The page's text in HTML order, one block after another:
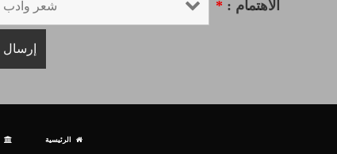
الاهتمام : *
الرئيسية